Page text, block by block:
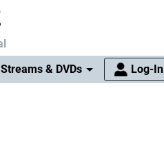
Streams & DVDs Log-In